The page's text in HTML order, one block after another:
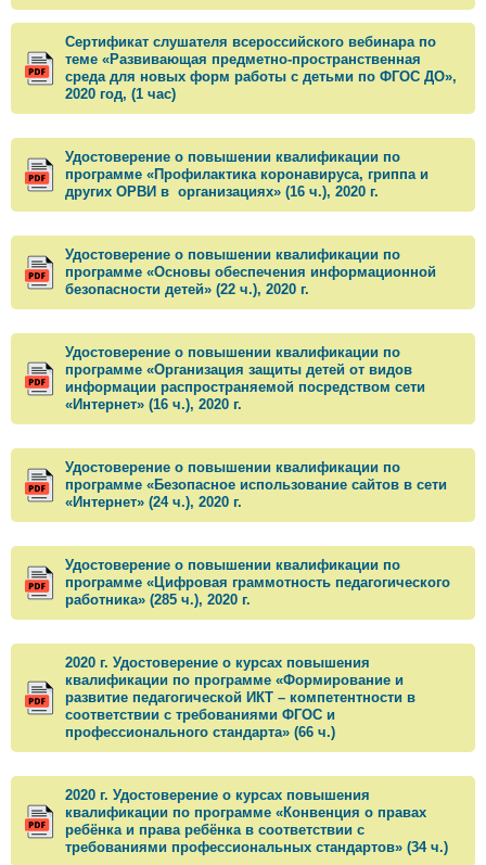
Сертификат слушателя всероссийского вебинара по
теме «Развивающая предметно-пространственная
среда для новых форм работы с детьми по ФГОС ДО»,
2020 год, (1 час)
Удостоверение о повышении квалификации по
программе «Профилактика коронавируса, гриппа и
других ОРВИ в организациях» (16 ч.), 2020 г.
Удостоверение о повышении квалификации по
программе «Основы обеспечения информационной
безопасности детей» (22 ч.), 2020 г.
Удостоверение о повышении квалификации по
программе «Организация защиты детей от видов
информации распространяемой посредством сети
«Интернет» (16 ч.), 2020 г.
Удостоверение о повышении квалификации по
программе «Безопасное использование сайтов в сети
«Интернет» (24 ч.), 2020 г.
Удостоверение о повышении квалификации по
программе «Цифровая граммотность педагогического
работника» (285 ч.), 2020 г.
2020 г. Удостоверение о курсах повышения
квалификации по программе «Формирование и
развитие педагогической ИКТ – компетентности в
соответствии с требованиями ФГОС и
профессионального стандарта» (66 ч.)
2020 г. Удостоверение о курсах повышения
квалификации по программе «Конвенция о правах
ребёнка и права ребёнка в соответствии с
требованиями профессиональных стандартов» (34 ч.)